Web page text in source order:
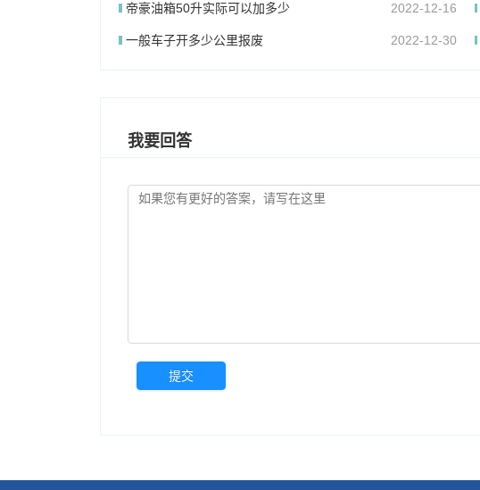
帝豪油箱50升实际可以加多少 2022-12-16
一般车子开多少公里报废 2022-12-30
我要回答
提交